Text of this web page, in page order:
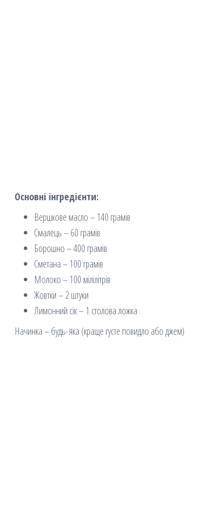
Основні інгредієнти:
Вершкове масло – 140 грамів
Смалець – 60 грамів
Борошно – 400 грамів
Сметана – 100 грамів
Молоко – 100 мілілітрів
Жовтки – 2 штуки
Лимонний сік – 1 столова ложка
Начинка – будь-яка (краще густе повидло або джем)